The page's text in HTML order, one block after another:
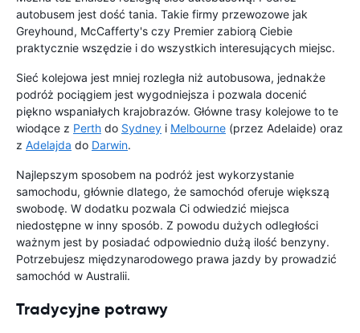
autobusem jest dość tania. Takie firmy przewozowe jak
Greyhound, McCafferty's czy Premier zabiorą Ciebie
praktycznie wszędzie i do wszystkich interesujących miejsc.
Sieć kolejowa jest mniej rozległa niż autobusowa, jednakże
podróż pociągiem jest wygodniejsza i pozwala docenić
piękno wspaniałych krajobrazów. Główne trasy kolejowe to te
wiodące z Perth do Sydney i Melbourne (przez Adelaide) oraz
z Adelajda do Darwin.
Najlepszym sposobem na podróż jest wykorzystanie
samochodu, głównie dlatego, że samochód oferuje większą
swobodę. W dodatku pozwala Ci odwiedzić miejsca
niedostępne w inny sposób. Z powodu dużych odległości
ważnym jest by posiadać odpowiednio dużą ilość benzyny.
Potrzebujesz międzynarodowego prawa jazdy by prowadzić
samochód w Australii.
Tradycyjne potrawy